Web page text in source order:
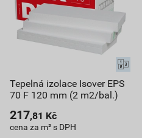
Tepelná izolace Isover EPS
70 F 120 mm (2 m2/bal.)
217,81 Kč
cena za m² s DPH